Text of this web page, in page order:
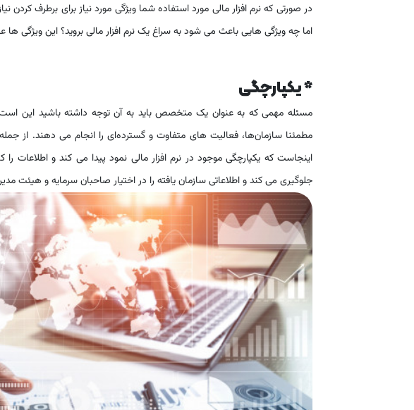
در صورتی که نرم افزار مالی مورد استفاده شما ویژگی مورد نیاز برای برطرف کردن
اما چه ویژگی هایی باعث می شود به سراغ یک نرم افزار مالی بروید؟ این ویژگی ها
* یکپارچگی
مسئله مهمی که به عنوان یک متخصص باید به آن توجه داشته باشید این
مطمئنا سازمان‌ها، فعالیت های متفاوت و گسترده‌ای را انجام می دهند. از
اینجاست که یکپارچگی موجود در نرم افزار مالی نمود پیدا می کند و اطلاعات
جلوگیری می کند و اطلاعاتی سازمان یافته را در اختیار صاحبان سرمایه و هیئت